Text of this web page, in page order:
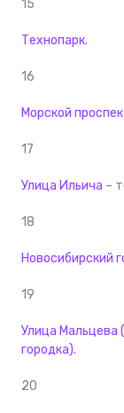
15
Технопарк.
16
Морской
17
Улица Ильича –
18
Новосибирский
19
Улица Мальцева (
городка).
20